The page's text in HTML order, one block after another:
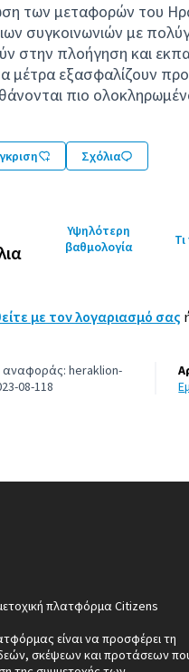
των μεταφορών του
συγκοινωνιών με
στην πλοήγηση και
μέτρα εξασφαλίζουν
πιο
Σχόλια
Υψηλότερη
βαθμολογία
με τον λογαριασμό σας
αναφοράς: heraklion-
08-118
πλατφόρμα Citizens
είναι να προσφέρει τη
σκέψεων και προτάσεων